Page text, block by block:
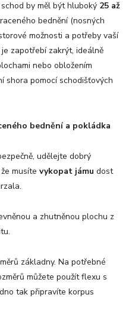
by měl být hluboký 25 až
bednění (nosných
možnosti a potřeby vaší
zapotřebí zakrýt, ideálně
nebo obložením
shora pomocí schodišťových
ého bednění a pokládka
udělejte dobrý
musíte vykopat jámu dost
a zhutněnou plochu z
základny. Na potřebné
můžete použít flexu s
tak připravíte korpus